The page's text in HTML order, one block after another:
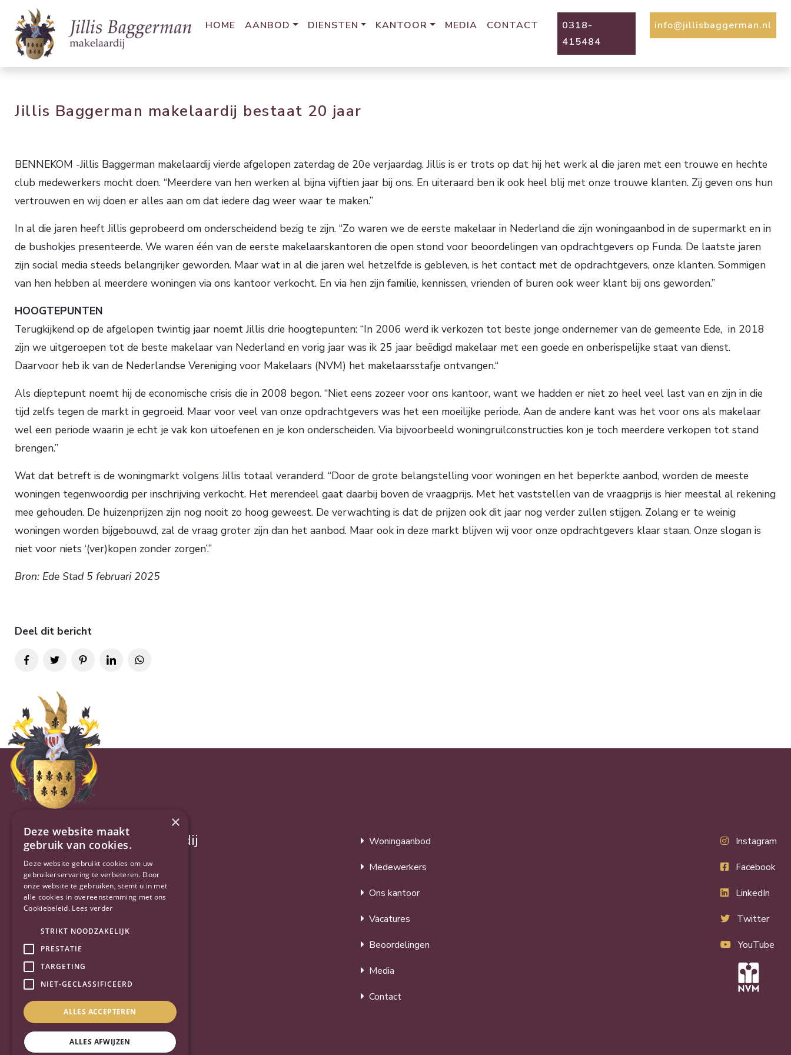
HOME AANBOD DIENSTEN KANTOOR MEDIA CONTACT
0318-
415484
info@jillisbaggerman.nl
Jillis Baggerman makelaardij bestaat 20 jaar
BENNEKOM -Jillis Baggerman makelaardij vierde afgelopen zaterdag de 20e verjaardag. Jillis is er trots op dat hij het werk al die jaren met een trouwe en hechte
club medewerkers mocht doen. “Meerdere van hen werken al bijna vijftien jaar bij ons. En uiteraard ben ik ook heel blij met onze trouwe klanten. Zij geven ons hun
vertrouwen en wij doen er alles aan om dat iedere dag weer waar te maken.”
In al die jaren heeft Jillis geprobeerd om onderscheidend bezig te zijn. “Zo waren we de eerste makelaar in Nederland die zijn woningaanbod in de supermarkt en in
de bushokjes presenteerde. We waren één van de eerste makelaarskantoren die open stond voor beoordelingen van opdrachtgevers op Funda. De laatste jaren
zijn social media steeds belangrijker geworden. Maar wat in al die jaren wel hetzelfde is gebleven, is het contact met de opdrachtgevers, onze klanten. Sommigen
van hen hebben al meerdere woningen via ons kantoor verkocht. En via hen zijn familie, kennissen, vrienden of buren ook weer klant bij ons geworden.”
HOOGTEPUNTEN
Terugkijkend op de afgelopen twintig jaar noemt Jillis drie hoogtepunten: “In 2006 werd ik verkozen tot beste jonge ondernemer van de gemeente Ede, in 2018
zijn we uitgeroepen tot de beste makelaar van Nederland en vorig jaar was ik 25 jaar beëdigd makelaar met een goede en onberispelijke staat van dienst.
Daarvoor heb ik van de Nederlandse Vereniging voor Makelaars (NVM) het makelaarsstafje ontvangen.“
Als dieptepunt noemt hij de economische crisis die in 2008 begon. “Niet eens zozeer voor ons kantoor, want we hadden er niet zo heel veel last van en zijn in die
tijd zelfs tegen de markt in gegroeid. Maar voor veel van onze opdrachtgevers was het een moeilijke periode. Aan de andere kant was het voor ons als makelaar
wel een periode waarin je echt je vak kon uitoefenen en je kon onderscheiden. Via bijvoorbeeld woningruilconstructies kon je toch meerdere verkopen tot stand
brengen.”
Wat dat betreft is de woningmarkt volgens Jillis totaal veranderd. “Door de grote belangstelling voor woningen en het beperkte aanbod, worden de meeste
woningen tegenwoordig per inschrijving verkocht. Het merendeel gaat daarbij boven de vraagprijs. Met het vaststellen van de vraagprijs is hier meestal al rekening
mee gehouden. De huizenprijzen zijn nog nooit zo hoog geweest. De verwachting is dat de prijzen ook dit jaar nog verder zullen stijgen. Zolang er te weinig
woningen worden bijgebouwd, zal de vraag groter zijn dan het aanbod. Maar ook in deze markt blijven wij voor onze opdrachtgevers klaar staan. Onze slogan is
niet voor niets ‘(ver)kopen zonder zorgen’.”
Bron: Ede Stad 5 februari 2025
Deel dit bericht
Jillis Baggerman makelaardij
Commandeursweg 2
6721 TZ Bennekom
info@jillisbaggerman.nl
BTW: NL813918844B01
KvK: 09147892
Woningaanbod
Medewerkers
Ons kantoor
Vacatures
Beoordelingen
Media
Contact
Instagram
Facebook
LinkedIn
Twitter
YouTube
×
Deze website maakt
gebruik van cookies.
Deze website gebruikt cookies om uw
gebruikerservaring te verbeteren. Door
onze website te gebruiken, stemt u in met
alle cookies in overeenstemming met ons
Cookiebeleid. Lees verder
STRIKT NOODZAKELIJK
PRESTATIE
TARGETING
NIET-GECLASSIFICEERD
ALLES ACCEPTEREN
ALLES AFWIJZEN